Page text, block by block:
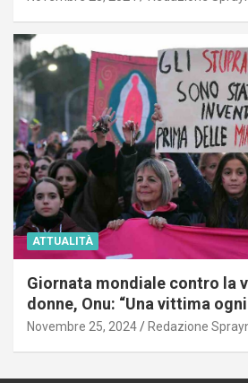
ATTUALITÀ
Giornata mondiale contro la
donne, Onu: “Una vittima
Novembre 25, 2024 Redazione